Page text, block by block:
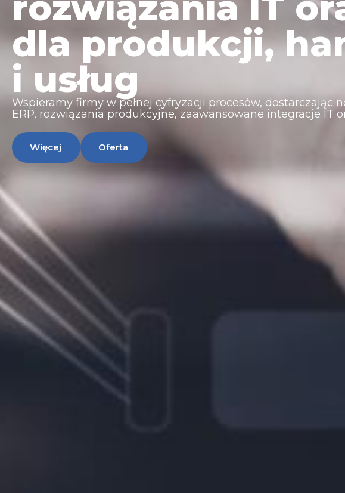
dla produkcji,
i usług
Wspieramy firmy w pełnej cyfryzacji procesów, dostarczając
ERP, rozwiązania produkcyjne, zaawansowane integracje IT
Więcej Oferta